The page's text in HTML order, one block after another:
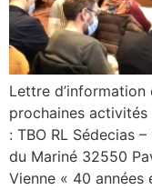
Lettre d’information
prochaines activités
: TBO RL Sédecias
du Mariné 32550
Vienne « 40 années